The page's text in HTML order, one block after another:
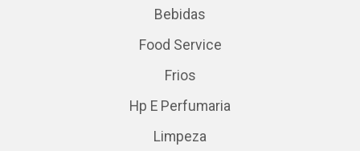
Bebidas
Food Service
Frios
Hp E Perfumaria
Limpeza